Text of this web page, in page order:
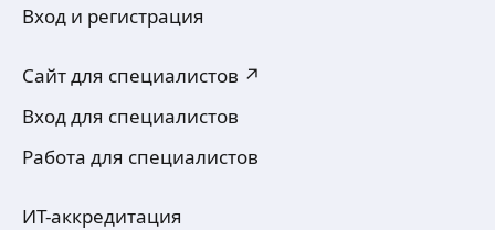
Вход и регистрация
Сайт для специалистов ↗
Вход для специалистов
Работа для специалистов
ИТ-аккредитация